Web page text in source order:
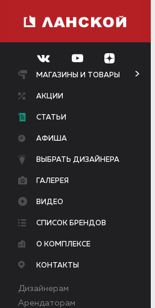
МАГАЗИНЫ И ТОВАРЫ
АКЦИИ
СТАТЬИ
АФИША
ВЫБРАТЬ ДИЗАЙНЕРА
ГАЛЕРЕЯ
ВИДЕО
СПИСОК БРЕНДОВ
О КОМПЛЕКСЕ
КОНТАКТЫ
Дизайнерам
Арендаторам